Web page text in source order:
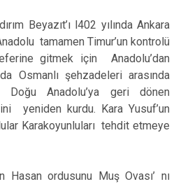
Beyazıt’ı l402 yılında Ankara
tamamen Timur’un kontrolü
gitmek için Anadolu’dan
Osmanlı şehzadeleri arasında
Anadolu’ya geri dönen
yeniden kurdu. Kara Yusuf’un
Karakoyunluları tehdit etmeye
Hasan ordusunu Muş Ovası’ nı